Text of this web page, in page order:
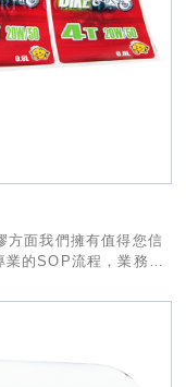
方面我們擁有值得您信
的SOP流程，業務部